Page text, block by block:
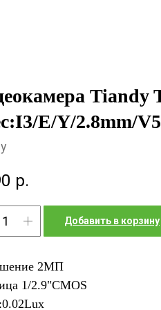
Tiandy
E/Y/2.8mm/
р.
Добавить в корзину
2МП
1/2.9"CMOS